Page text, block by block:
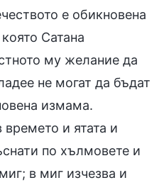
е обикновена
Сатана
му желание да
не могат да бъдат
измама.
и ятата и
по хълмовете и
в миг изчезва и